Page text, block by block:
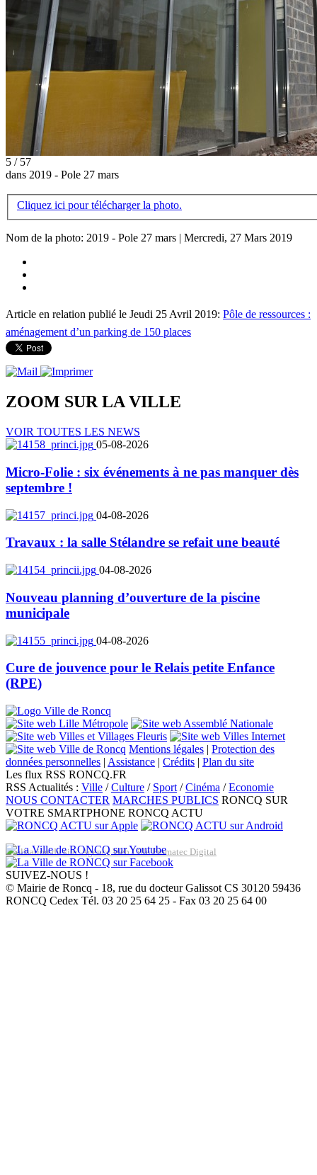
5 / 57
dans 2019 - Pole 27 mars
Cliquez ici pour télécharger la photo.
Nom de la photo: 2019 - Pole 27 mars | Mercredi, 27 Mars 2019
Article en relation publié le Jeudi 25 Avril 2019: Pôle de ressources :
aménagement d’un parking de 150 places
ZOOM SUR LAVILLE
VOIR TOUTES LES NEWS
05-08-2026
Micro-Folie : six événements à ne pas manquer dès
septembre !
04-08-2026
Travaux : la salle Stélandre se refait une beauté
04-08-2026
Nouveau planning d’ouverture de la piscine
municipale
04-08-2026
Cure de jouvence pour le Relais petite Enfance
(RPE)
Mentions légales | Protection des
données personnelles | Assistance | Crédits | Plan du site
Les flux RSS RONCQ.FR
RSS Actualités : Ville /Culture / Sport /Cinéma /Economie
NOUS CONTACTER MARCHES PUBLICS RONCQ SUR
VOTRE SMARTPHONE RONCQ ACTU
Réalisation du site: Agence Web Lille Promatec Digital
SUIVEZ-NOUS !
© Mairie de Roncq - 18, rue du docteur Galissot CS 30120 59436
RONCQ Cedex Tél. 03 20 25 64 25 - Fax 03 20 25 64 00